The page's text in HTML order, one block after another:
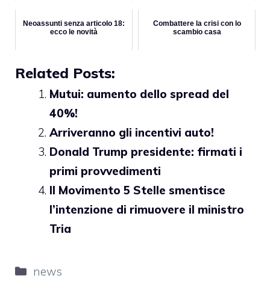
Neoassunti senza articolo 18:
ecco le novità
Combattere la crisi con lo
scambio casa
Related Posts:
Mutui: aumento dello spread del
40%!
Arriveranno gli incentivi auto!
Donald Trump presidente: firmati i
primi provvedimenti
Il Movimento 5 Stelle smentisce
l’intenzione di rimuovere il ministro
Tria
Categorie
news